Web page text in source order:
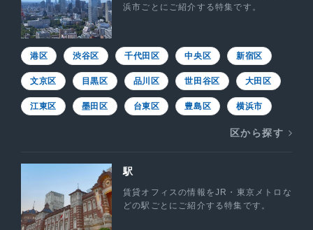
浜市ごとにご紹介する特集です。
港区 渋谷区 千代田区 中央区 新宿区
文京区 目黒区 品川区 世田谷区 大田区
江東区 墨田区 台東区 豊島区 横浜市
区から探す
駅
賃貸オフィスの情報をJR・東京メトロな
どの駅ごとにご紹介する特集です。